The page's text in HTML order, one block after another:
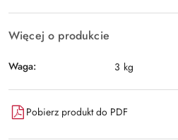
Więcej o produkcie
Waga: 3 kg
Pobierz produkt do PDF